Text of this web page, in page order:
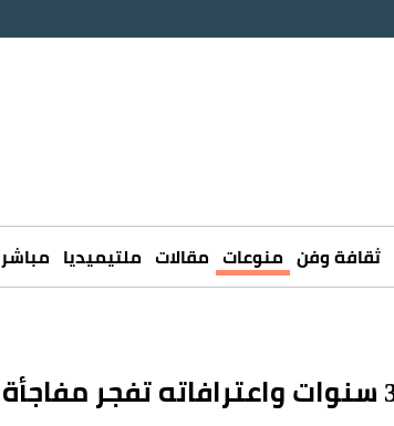
ثقافة وفن منوعات مقالات ملتيميديا مباشر